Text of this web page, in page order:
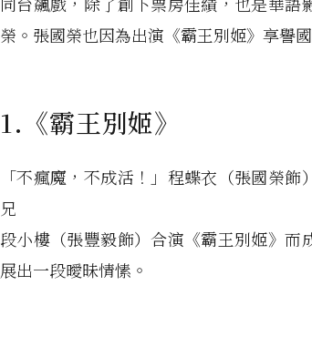
榮。張國榮也因為出演《霸王別姬》享譽
1.《霸王別姬》
「不瘋魔，不成活！」程蝶衣（張國榮
兄
段小樓（張豐毅飾）合演《霸王別姬》
展出一段曖昧情愫。